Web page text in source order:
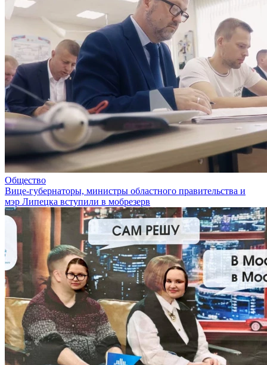
Общество
Вице-губернаторы, министры областного правительства и
мэр Липецка вступили в мобрезерв